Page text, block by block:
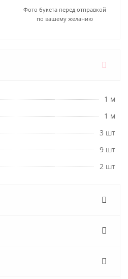
Фото букета перед отправкой
по вашему желанию
1 м
1 м
3 шт
9 шт
2 шт